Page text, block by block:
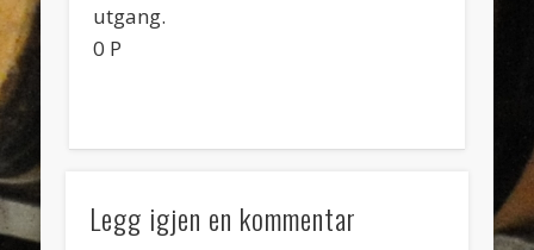
utgang.
0 P
Legg igjen en kommentar